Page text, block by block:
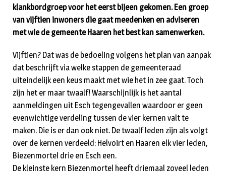
klankbordgroep voor het eerst bijeen gekomen. Een groep
van vijftien inwoners die gaat meedenken en adviseren
met wie de gemeente Haaren het best kan samenwerken.
Vijftien? Dat was de bedoeling volgens het plan van aanpak
dat beschrijft via welke stappen de gemeenteraad
uiteindelijk een keus maakt met wie het in zee gaat. Toch
zijn het er maar twaalf! Waarschijnlijk is het aantal
aanmeldingen uit Esch tegengevallen waardoor er geen
evenwichtige verdeling tussen de vier kernen valt te
maken. Die is er dan ook niet. De twaalf leden zijn als volgt
over de kernen verdeeld: Helvoirt en Haaren elk vier leden,
Biezenmortel drie en Esch een.
De kleinste kern Biezenmortel heeft driemaal zoveel leden